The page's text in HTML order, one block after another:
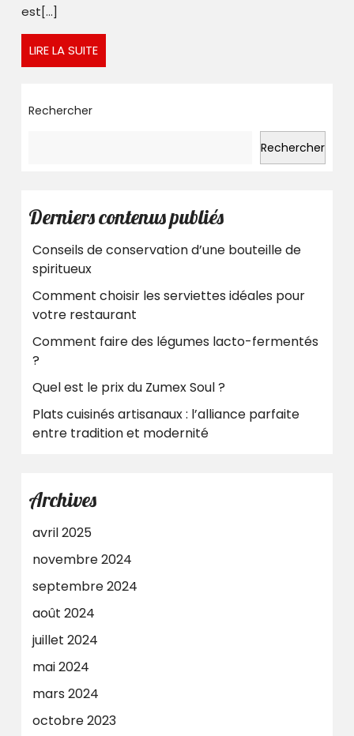
est[...]
LIRE LA SUITELIRE
LA
Rechercher
Rechercher
Derniers contenus publiés
Conseils de conservation d’une bouteille de
spiritueux
Comment choisir les serviettes idéales pour
votre restaurant
Comment faire des légumes lacto-fermentés
?
Quel est le prix du Zumex Soul ?
Plats cuisinés artisanaux : l’alliance parfaite
entre tradition et modernité
Archives
avril 2025
novembre 2024
septembre 2024
août 2024
juillet 2024
mai 2024
mars 2024
octobre 2023